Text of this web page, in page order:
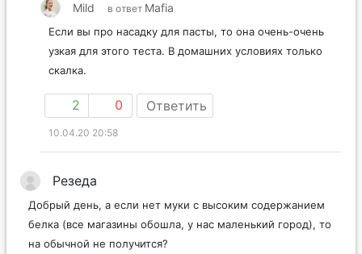
Mild в ответ Mafia
Если вы про насадку для пасты, то она очень-очень
узкая для этого теста. В домашних условиях только
скалка.
2 0 Ответить
10.04.20 20:58
Резеда
Добрый день, а если нет муки с высоким содержанием
белка (все магазины обошла, у нас маленький город), то
на обычной не получится?